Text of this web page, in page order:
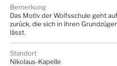
Bemerkung
Das Motiv der Wolfsschule geht
zurück, die sich in ihren
lässt.
Standort
Nikolaus-Kapelle